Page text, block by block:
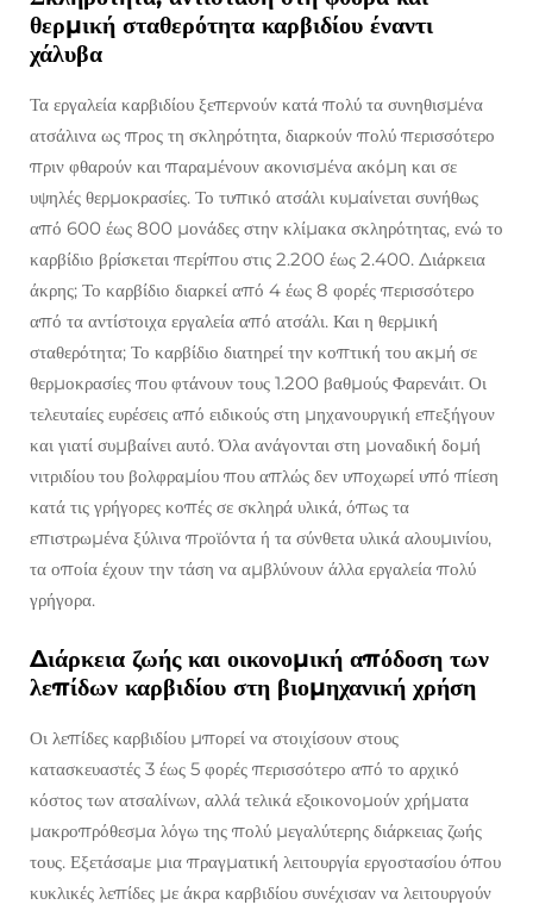
θερμική σταθερότητα καρβιδίου έναντι
χάλυβα
Τα εργαλεία καρβιδίου ξεπερνούν κατά πολύ τα συνηθισμένα
ατσάλινα ως προς τη σκληρότητα, διαρκούν πολύ περισσότερο
πριν φθαρούν και παραμένουν ακονισμένα ακόμη και σε
υψηλές θερμοκρασίες. Το τυπικό ατσάλι κυμαίνεται συνήθως
από 600 έως 800 μονάδες στην κλίμακα σκληρότητας, ενώ το
καρβίδιο βρίσκεται περίπου στις 2.200 έως 2.400. Διάρκεια
άκρης; Το καρβίδιο διαρκεί από 4 έως 8 φορές περισσότερο
από τα αντίστοιχα εργαλεία από ατσάλι. Και η θερμική
σταθερότητα; Το καρβίδιο διατηρεί την κοπτική του ακμή σε
θερμοκρασίες που φτάνουν τους 1.200 βαθμούς Φαρενάιτ. Οι
τελευταίες ευρέσεις από ειδικούς στη μηχανουργική επεξήγουν
και γιατί συμβαίνει αυτό. Όλα ανάγονται στη μοναδική δομή
νιτριδίου του βολφραμίου που απλώς δεν υποχωρεί υπό πίεση
κατά τις γρήγορες κοπές σε σκληρά υλικά, όπως τα
επιστρωμένα ξύλινα προϊόντα ή τα σύνθετα υλικά αλουμινίου,
τα οποία έχουν την τάση να αμβλύνουν άλλα εργαλεία πολύ
γρήγορα.
Διάρκεια ζωής και οικονομική απόδοση των
λεπίδων καρβιδίου στη βιομηχανική χρήση
Οι λεπίδες καρβιδίου μπορεί να στοιχίσουν στους
κατασκευαστές 3 έως 5 φορές περισσότερο από το αρχικό
κόστος των ατσαλίνων, αλλά τελικά εξοικονομούν χρήματα
μακροπρόθεσμα λόγω της πολύ μεγαλύτερης διάρκειας ζωής
τους. Εξετάσαμε μια πραγματική λειτουργία εργοστασίου όπου
κυκλικές λεπίδες με άκρα καρβιδίου συνέχισαν να λειτουργούν